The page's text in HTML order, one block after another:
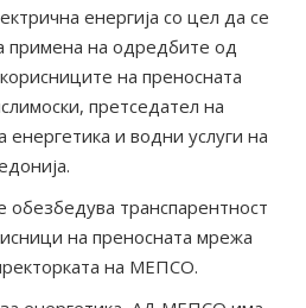
енергија со цел да се
примена на одредбите од
на преносната
претседател на
енергетика и водни услуги на
транспарентност
на преносната мрежа
на МЕПСО.